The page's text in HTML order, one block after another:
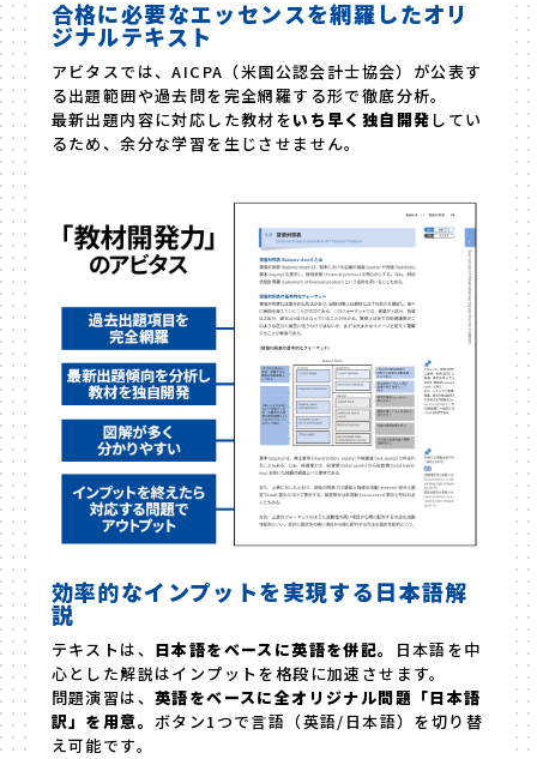
合格に必要なエッセンスを網羅したオリ
ジナルテキスト
アビタスでは、AICPA（米国公認会計士協会）が公表す
る出題範囲や過去問を完全網羅する形で徹底分析。
最新出題内容に対応した教材をいち早く独自開発 してい
るため、余分な学習を生じさせません。
効率的なインプットを実現する日本語解
説
テキストは、 日本語をベースに英語を併記。
日本語を中
心とした解説はインプットを格段に加速させます。
問題演習は、 英語をベースに全オリジナル問題「日本語
訳」を用意。 ボタン1つで言語（英語/日本語）を切り替
え可能です。